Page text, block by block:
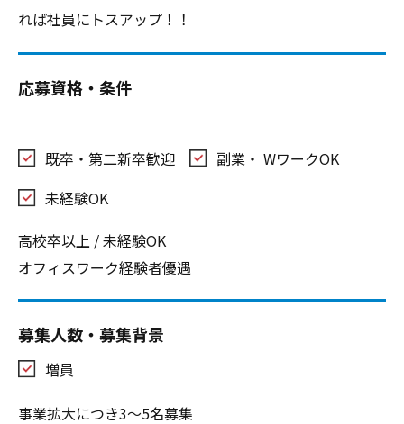
れば社員にトスアップ！！
応募資格・条件
既卒・第二新卒歓迎
副業・ WワークOK
未経験OK
高校卒以上 / 未経験OK
オフィスワーク経験者優遇
募集人数・募集背景
増員
事業拡大につき3～5名募集